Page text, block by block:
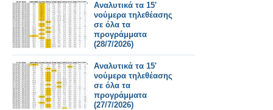
Αναλυτικά τα 15'
νούμερα τηλεθέασης
σε όλα τα
προγράμματα
(28/7/2026)
Αναλυτικά τα 15'
νούμερα τηλεθέασης
σε όλα τα
προγράμματα
(27/7/2026)